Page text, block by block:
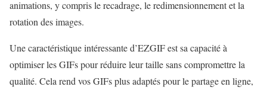
animations, y compris le recadrage, le redimensionnement et la
rotation des images.
Une caractéristique intéressante d’EZGIF est sa capacité à
optimiser les GIFs pour réduire leur taille sans compromettre la
qualité. Cela rend vos GIFs plus adaptés pour le partage en ligne,